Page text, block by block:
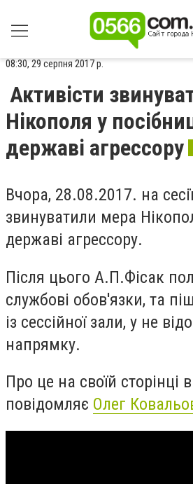
08:30, 29 серпня 2017 р.
Активісти
Нікополя у
державі агрессору
Вчора, 28.08.2017. на
звинуватили мера
державі агрессору.
Після цього А.П.Фісак
службові обов'язки, та
із сессійної зали, у не
напрямку.
Про це на своїй сторінці
повідомляє Олег